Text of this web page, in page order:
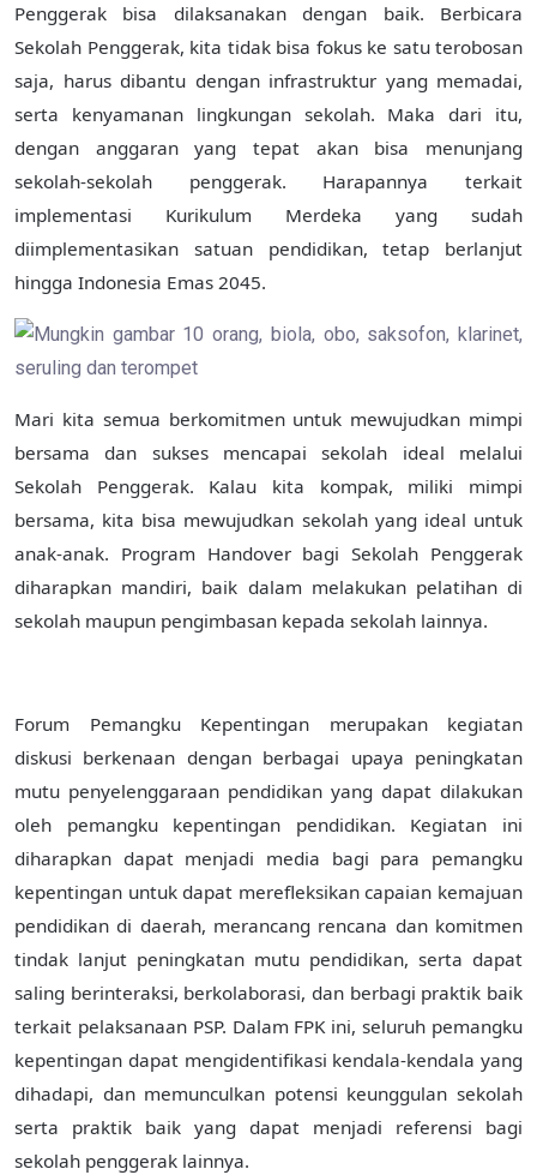
Penggerak bisa dilaksanakan dengan baik. Berbicara
Sekolah Penggerak, kita tidak bisa fokus ke satu terobosan
saja, harus dibantu dengan infrastruktur yang memadai,
serta kenyamanan lingkungan sekolah. Maka dari itu,
dengan anggaran yang tepat akan bisa menunjang
sekolah-sekolah penggerak. Harapannya terkait
implementasi Kurikulum Merdeka yang sudah
diimplementasikan satuan pendidikan, tetap berlanjut
hingga Indonesia Emas 2045.
Mari kita semua berkomitmen untuk mewujudkan mimpi
bersama dan sukses mencapai sekolah ideal melalui
Sekolah Penggerak. Kalau kita kompak, miliki mimpi
bersama, kita bisa mewujudkan sekolah yang ideal untuk
anak-anak. Program Handover bagi Sekolah Penggerak
diharapkan mandiri, baik dalam melakukan pelatihan di
sekolah maupun pengimbasan kepada sekolah lainnya.
Forum Pemangku Kepentingan merupakan kegiatan
diskusi berkenaan dengan berbagai upaya peningkatan
mutu penyelenggaraan pendidikan yang dapat dilakukan
oleh pemangku kepentingan pendidikan. Kegiatan ini
diharapkan dapat menjadi media bagi para pemangku
kepentingan untuk dapat merefleksikan capaian kemajuan
pendidikan di daerah, merancang rencana dan komitmen
tindak lanjut peningkatan mutu pendidikan, serta dapat
saling berinteraksi, berkolaborasi, dan berbagi praktik baik
terkait pelaksanaan PSP. Dalam FPK ini, seluruh pemangku
kepentingan dapat mengidentifikasi kendala-kendala yang
dihadapi, dan memunculkan potensi keunggulan sekolah
serta praktik baik yang dapat menjadi referensi bagi
sekolah penggerak lainnya.